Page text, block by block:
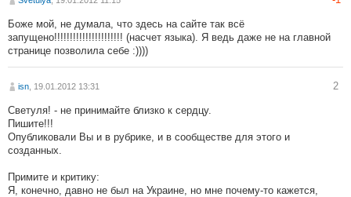
Боже мой, не думала, что здесь на сайте так всё
запущено!!!!!!!!!!!!!!!!!!!!!! (насчет языка). Я ведь даже не на главной
странице позволила себе :))))
isn , 19.01.2012 13:31 2
Светуля! - не принимайте близко к сердцу.
Пишите!!!
Опубликовали Вы и в рубрике, и в сообществе для этого и
созданных.
Примите и критику:
Я, конечно, давно не был на Украине, но мне почему-то кажется,